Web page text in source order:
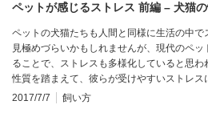
ペットが感じるストレス 前編 – 犬猫
ペットの犬猫たちも人間と同様に生活の中
見極めづらいかもしれませんが、現代のペ
ることで、ストレスも多様化していると思
性質を踏まえて、彼らが受けやすいストレス
2017/7/7
飼い方